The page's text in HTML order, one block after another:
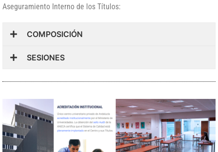
Aseguramiento Interno de los Títulos:
COMPOSICIÓN
SESIONES